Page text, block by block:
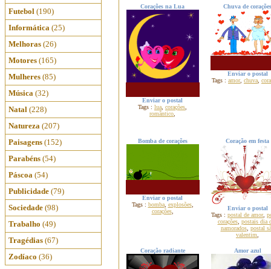
Futebol (190)
Informática (25)
Melhoras (26)
Motores (165)
Mulheres (85)
Música (32)
Natal (228)
Natureza (207)
Paisagens (152)
Parabéns (54)
Páscoa (54)
Publicidade (79)
Sociedade (98)
Trabalho (49)
Tragédias (67)
Zodíaco (36)
Corações na Lua
Enviar o postal
Tags : lua corações
romântico
Chuva de corações
Enviar o postal
Tags : amor, chuva
Bomba de corações
Enviar o postal
Tags : bomba, explosões,
corações,
Coração em festa
Enviar o postal
Tags : postal de amor,
corações, postais dia
namorados, postal
valentim
Coração radiante Amor azul